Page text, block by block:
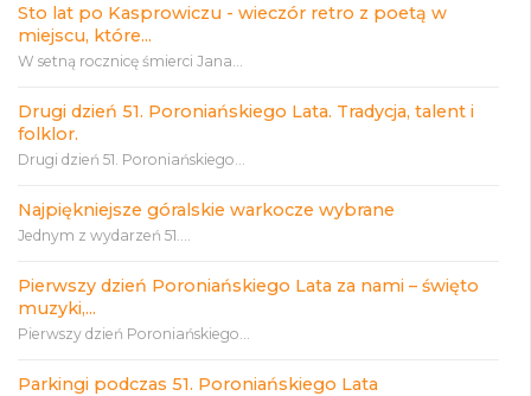
Sto lat po Kasprowiczu - wieczór retro z poetą w
miejscu, które...
W setną rocznicę śmierci Jana...
Drugi dzień 51. Poroniańskiego Lata. Tradycja, talent i
folklor.
Drugi dzień 51. Poroniańskiego...
Najpiękniejsze góralskie warkocze wybrane
Jednym z wydarzeń 51....
Pierwszy dzień Poroniańskiego Lata za nami – święto
muzyki,...
Pierwszy dzień Poroniańskiego...
Parkingi podczas 51. Poroniańskiego Lata